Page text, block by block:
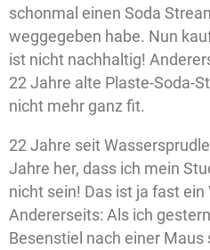
schonmal einen Soda
weggegeben habe. Nun
ist nicht nachhaltig!
22 Jahre alte Plaste-Soda-
nicht mehr ganz fit.
22 Jahre seit
Jahre her, dass ich mein
nicht sein! Das ist ja fast
Andererseits: Als ich
Besenstiel nach einer